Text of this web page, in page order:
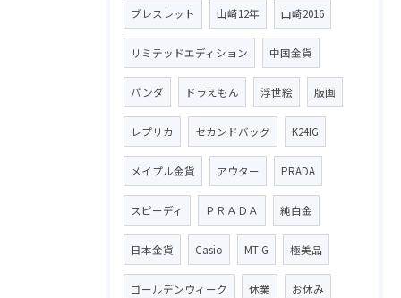
ブレスレット 山崎12年 山崎2016
リミテッドエディション 中国金貨
パンダ ドラえもん 浮世絵 版画
レプリカ セカンドバッグ K24IG
メイプル金貨 アウター PRADA
スピーディ ＰＲＡＤＡ 純白金
日本金貨 Casio MT-G 極美品
ゴールデンウィーク 休業 お休み